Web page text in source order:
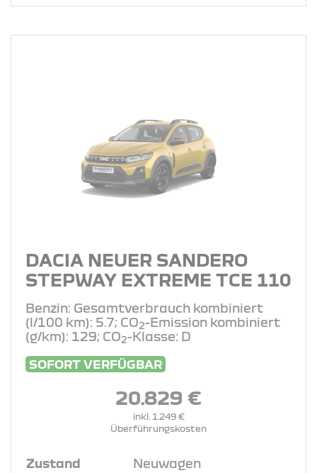
DACIA NEUER SANDERO
STEPWAY EXTREME TCE 110
Benzin: Gesamtverbrauch kombiniert
(l/100 km): 5.7; CO2-Emission kombiniert
(g/km): 129; CO2-Klasse: D
SOFORT VERFÜGBAR
20.829 €
inkl. 1.249 €
Überführungskosten
Zustand Neuwagen